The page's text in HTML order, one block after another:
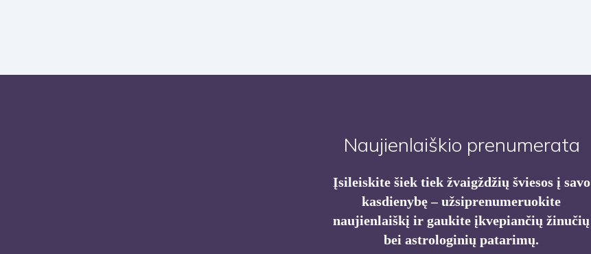
Naujienlaiškio prenumerata
Įsileiskite šiek tiek žvaigždžių šviesos į savo
kasdienybę – užsiprenumeruokite
naujienlaiškį ir gaukite įkvepiančių žinučių
bei astrologinių patarimų.